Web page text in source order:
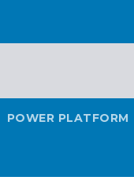
POWER PLATFORM